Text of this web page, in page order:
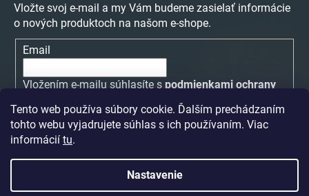
Tento web používa súbory cookie. Ďalším prechádzaním
tohto webu vyjadrujete súhlas s ich používaním. Viac
informácií tu.
Nastavenie
Vložte svoj e-mail a my Vám budeme zasielať informácie
o nových produktoch na našom e-shope.
Email
Vložením e-mailu súhlasíte s podmienkami ochrany
PRIHLÁSIŤ SA